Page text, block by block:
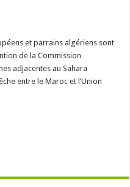
et parrains algériens sont
de la Commission
adjacentes au Sahara
entre le Maroc et l’Union